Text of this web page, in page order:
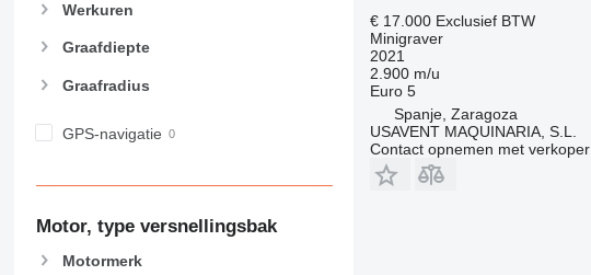
Werkuren
Graafdiepte
Graafradius
GPS-navigatie
Motor, type versnellingsbak
Motormerk
€ 17.000 Exclusief BTW
Minigraver
2021
2.900 m/u
Euro 5
Spanje, Zaragoza
USAVENT MAQUINARIA, S.L.
Contact opnemen met verkoper